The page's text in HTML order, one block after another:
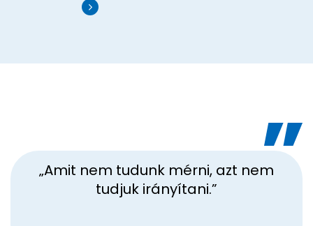
„Amit nem tudunk mérni, azt nem
tudjuk irányítani.”